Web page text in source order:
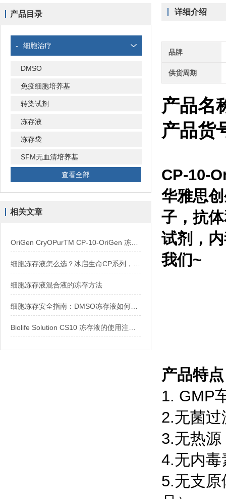
产品目录
- 细胞治疗
DMSO
免疫细胞培养基
转染试剂
冻存液
冻存袋
SFM无血清培养基
查看全部
相关文章
细胞冻存液混合液的冻存方法
详细介绍
品牌
供货周期
产品名
产品货
CP-10-
华雅思
子，抗
试剂，
我们~
产品特
1. GMP
2.无菌过
3.无热源
4.无内毒
5.无支